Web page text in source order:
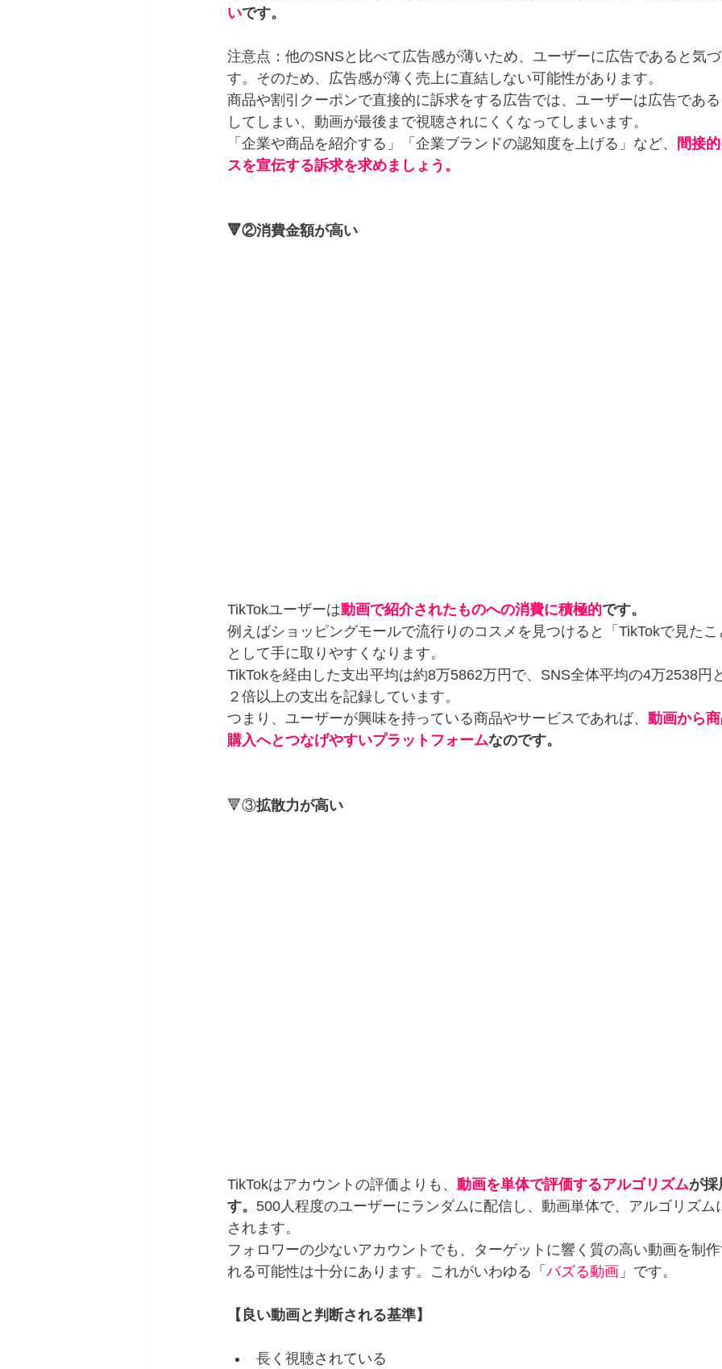
いです。
注意点：他のSNSと比べて広告感が薄いため、ユーザーに広告であると気
す。そのため、広告感が薄く売上に直結しない可能性があります。
商品や割引クーポンで直接的に訴求をする広告では、ユーザーは広告であ
してしまい、動画が最後まで視聴されにくくなってしまいます。
「企業や商品を紹介する」「企業ブランドの認知度を上げる」など、
間接
スを宣伝する訴求を求めましょう。
🔻②消費金額が高い
TikTokユーザーは動画で紹介されたものへの消費に積極的です。
例えばショッピングモールで流行りのコスメを見つけると「TikTokで見たこ
として手に取りやすくなります。
TikTokを経由した支出平均は約8万5862万円で、SNS全体平均の4万2538円
２倍以上の支出を記録しています。
つまり、ユーザーが興味を持っている商品やサービスであれば、 動画から
購入へとつなげやすいプラットフォームなのです。
🔻③拡散力が高い
TikTokはアカウントの評価よりも、 動画を単体で評価するアルゴリズムが採
す。 500人程度のユーザーにランダムに配信し、動画単体で、アルゴリズム
されます。
フォロワーの少ないアカウントでも、ターゲットに響く質の高い動画を制
れる可能性は十分にあります。これがいわゆる「 バズる動画 」です。
【良い動画と判断される基準】
長く視聴されている